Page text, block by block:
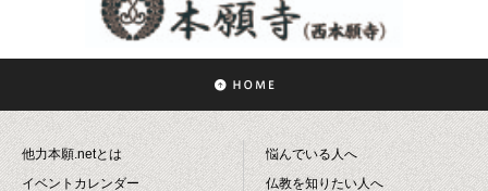
他力本願.netとは
イベントカレンダー
悩んでいる人へ
仏教を知りたい人へ